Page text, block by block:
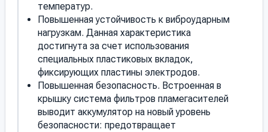
температур.
Повышенная устойчивость к виброударным
нагрузкам. Данная характеристика
достигнута за счет использования
специальных пластиковых вкладок,
фиксирующих пластины электродов.
Повышенная безопасность. Встроенная в
крышку система фильтров пламегасителей
выводит аккумулятор на новый уровень
безопасности: предотвращает